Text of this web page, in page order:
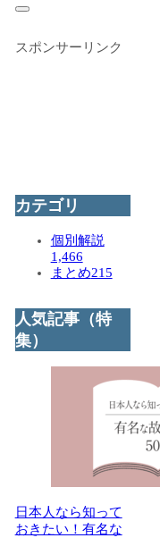
スポンサーリンク
カテゴリ
個別解説
1,466
まとめ215
人気記事（特
集）
日本人なら知って
おきたい！有名な